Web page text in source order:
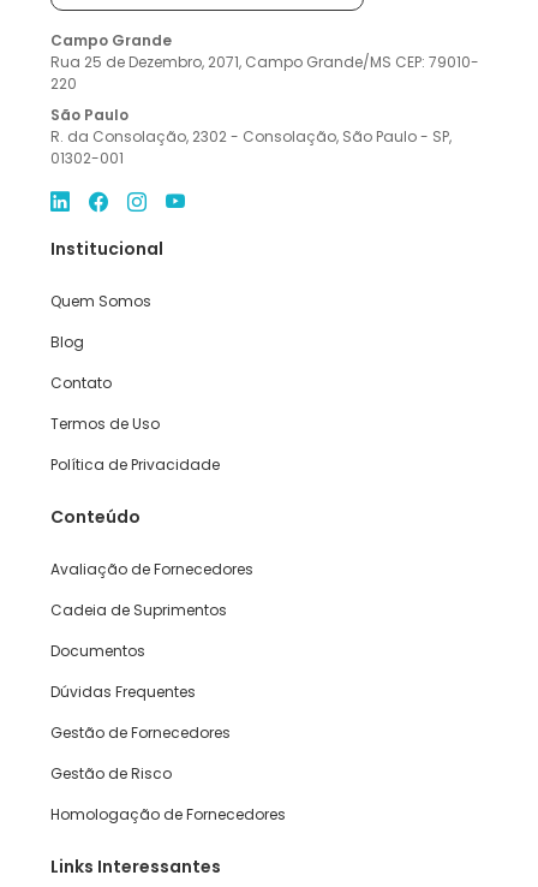
Campo Grande
Rua 25 de Dezembro, 2071, Campo Grande/MS CEP: 79010-
220
São Paulo
R. da Consolação, 2302 - Consolação, São Paulo - SP,
01302-001
Institucional
Quem Somos
Blog
Contato
Termos de Uso
Política de Privacidade
Conteúdo
Avaliação de Fornecedores
Cadeia de Suprimentos
Documentos
Dúvidas Frequentes
Gestão de Fornecedores
Gestão de Risco
Homologação de Fornecedores
Links Interessantes